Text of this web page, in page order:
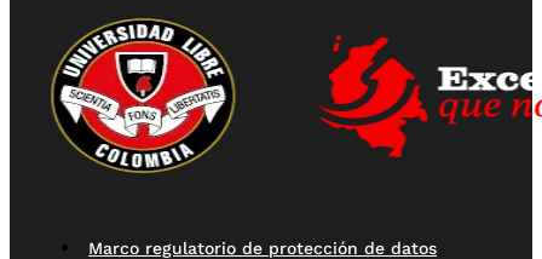
Marco regulatorio de protección de datos